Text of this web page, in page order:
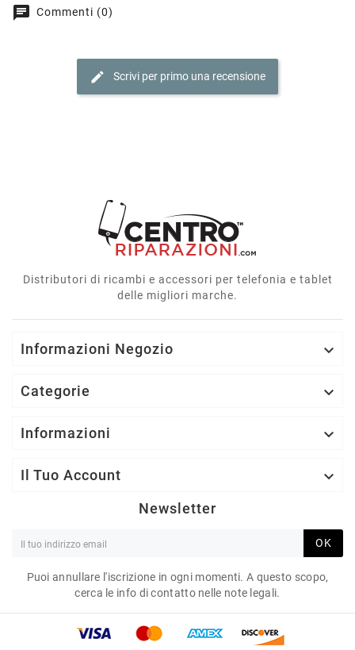
chat Commenti (0)
edit Scrivi per primo una recensione
Distributori di ricambi e accessori per telefonia e tablet
delle migliori marche.
Informazioni Negozio 
Categorie 
Informazioni 
Il Tuo Account 
Newsletter
OK
Puoi annullare l'iscrizione in ogni momenti. A questo scopo,
cerca le info di contatto nelle note legali.